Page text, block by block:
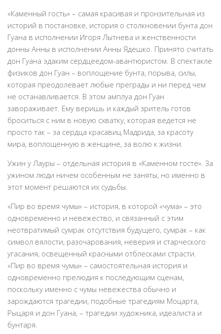
«Каменный гость» – самая красивая и пронзительная из
историй в постановке, история о столкновении бунта дон
Гуана в исполнении Игоря Лытнева и женственности
донны Анны в исполнении Анны Ядешко. Принято считать
дон Гуана эдаким сердцеедом-авантюристом. В спектакле
физиков дон Гуан – воплощение бунта, порыва, силы,
которая преодолевает любые преграды и ни перед чем
не останавливается. В этом амплуа дон Гуан
завораживает. Ему веришь и каждый зритель готов
броситься с ним в новую схватку, которая ведется не
просто так – за сердца красавиц Мадрида, за красоту
мира, воплощенную в женщине, за волю к жизни.
Ужин у Лауры – отдельная история в «Каменном госте». За
ужином люди ничем особенным не заняты, но именно в
этот момент решаются их судьбы.
«Пир во время чумы» – история, в которой «чума» – это
одновременно и невежество, и связанный с этим
неотвратимый сумрак отсутствия будущего, сумрак – как
символ вялости, разочарования, неверия и старческого
угасания, освещенный красными отблесками страсти.
«Пир во время чумы» – самостоятельная история и
одновременно прелюдия к последующим сценам,
поскольку именно с чумы невежества обычно и
зарождаются трагедии, подобные трагедиям Моцарта,
Рыцаря и дон Гуана, – трагедии художника, идеалиста и
бунтаря.